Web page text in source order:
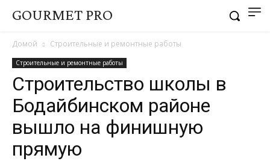
GOURMET PRO
Домой Строительные и ремонтные работы
Строительные и ремонтные работы
Строительство школы в
Бодайбинском районе
вышло на финишную
прямую